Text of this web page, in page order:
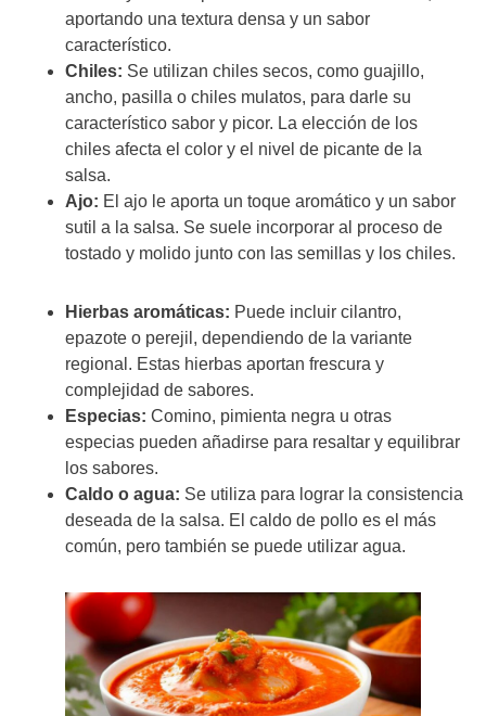
aportando una textura densa y un sabor
característico.
Chiles: Se utilizan chiles secos, como guajillo,
ancho, pasilla o chiles mulatos, para darle su
característico sabor y picor. La elección de los
chiles afecta el color y el nivel de picante de la
salsa.
Ajo: El ajo le aporta un toque aromático y un sabor
sutil a la salsa. Se suele incorporar al proceso de
tostado y molido junto con las semillas y los chiles.
Hierbas aromáticas: Puede incluir cilantro,
epazote o perejil, dependiendo de la variante
regional. Estas hierbas aportan frescura y
complejidad de sabores.
Especias: Comino, pimienta negra u otras
especias pueden añadirse para resaltar y equilibrar
los sabores.
Caldo o agua: Se utiliza para lograr la consistencia
deseada de la salsa. El caldo de pollo es el más
común, pero también se puede utilizar agua.